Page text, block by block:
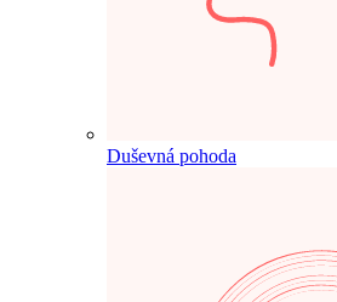
Duševná pohoda